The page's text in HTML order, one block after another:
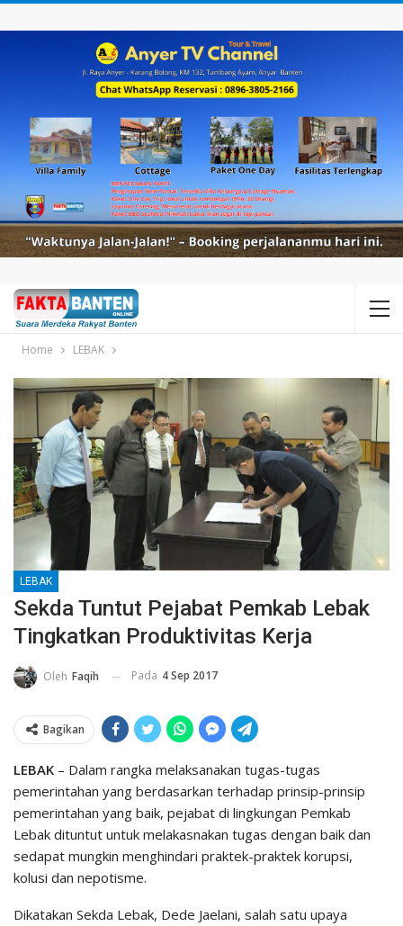
Home LEBAK
LEBAK
Sekda Tuntut Pejabat Pemkab Lebak
Tingkatkan Produktivitas Kerja
Oleh Faqih Pada 4 Sep 2017
Bagikan
LEBAK – Dalam rangka melaksanakan tugas-tugas
pemerintahan yang berdasarkan terhadap prinsip-prinsip
pemerintahan yang baik, pejabat di lingkungan Pemkab
Lebak dituntut untuk melakasnakan tugas dengan baik dan
sedapat mungkin menghindari praktek-praktek korupsi,
kolusi dan nepotisme.
Dikatakan Sekda Lebak, Dede Jaelani, salah satu upaya